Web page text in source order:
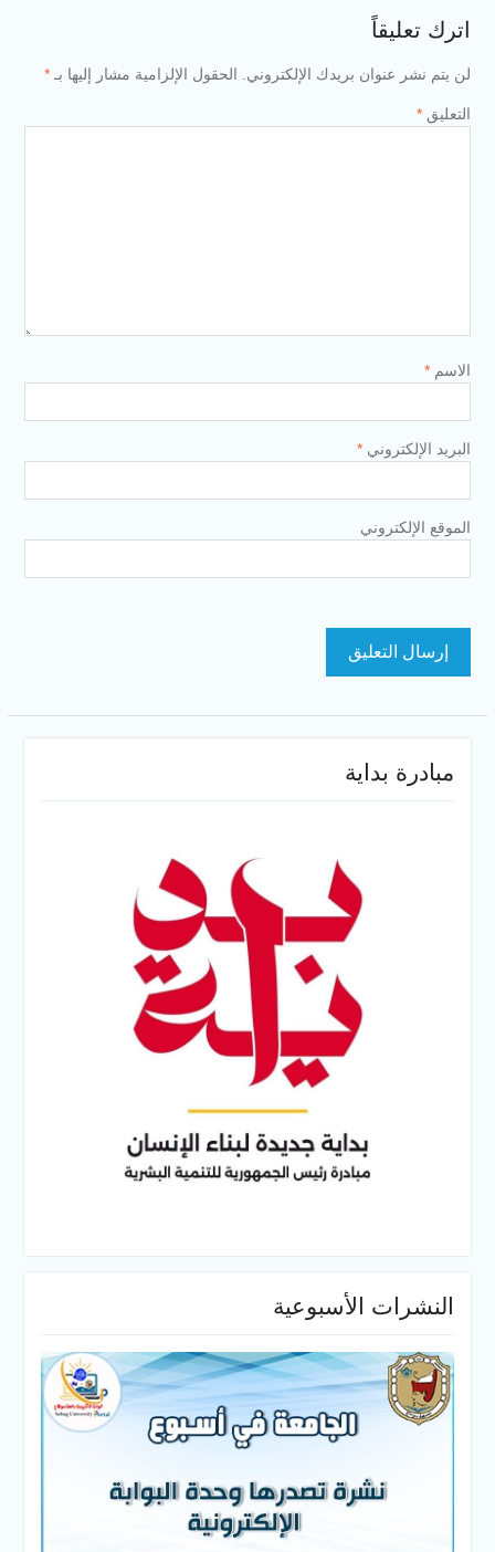
اترك تعليقاً
لن يتم نشر عنوان بريدك الإلكتروني. الحقول الإلزامية مشار إليها بـ *
التعليق *
الاسم *
البريد الإلكتروني *
الموقع الإلكتروني
مبادرة بداية
النشرات الأسبوعية